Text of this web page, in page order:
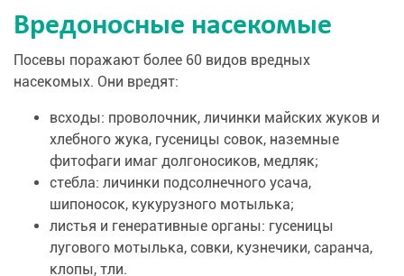
Вредоносные насекомые
Посевы поражают более 60 видов вредных
насекомых. Они вредят:
всходы: проволочник, личинки майских жуков и
хлебного жука, гусеницы совок, наземные
фитофаги имаг долгоносиков, медляк;
стебла: личинки подсолнечного усача,
шипоносок, кукурузного мотылька;
листья и генеративные органы: гусеницы
лугового мотылька, совки, кузнечики, саранча,
клопы, тли.